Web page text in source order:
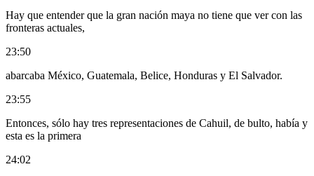
Hay que entender que la gran nación maya no tiene que ver con las
fronteras actuales,
23:50
abarcaba México, Guatemala, Belice, Honduras y El Salvador.
23:55
Entonces, sólo hay tres representaciones de Cahuil, de bulto, había y
esta es la primera
24:02